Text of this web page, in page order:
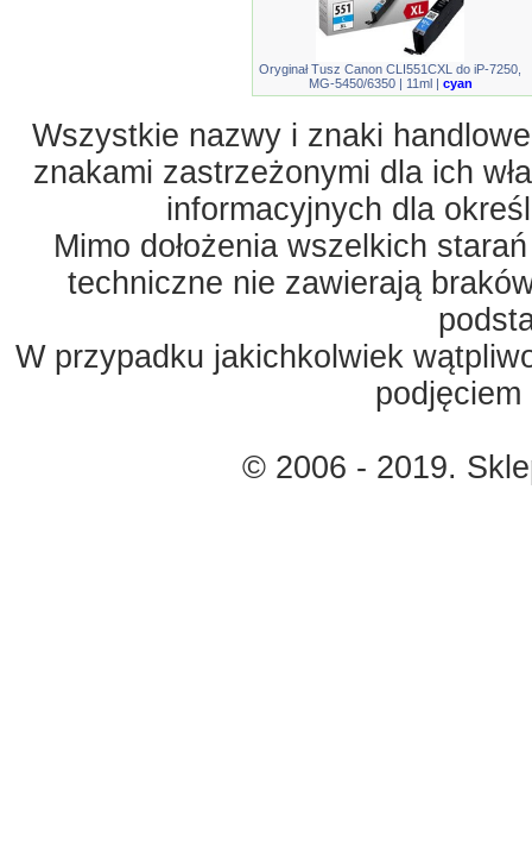
Oryginał Tusz Canon CLI551CXL do iP-7250,
MG-5450/6350 | 11ml | cyan
Wszystkie nazwy i znaki
znakami zastrzeżonymi dla ich
informacyjnych dla
Mimo dołożenia wszelkich
techniczne nie zawierają
W przypadku jakichkolwiek
© 2006 - 2019.